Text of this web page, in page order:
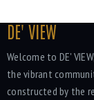
DE' VIEW
Welcome to DE'
the vibrant
constructed by the